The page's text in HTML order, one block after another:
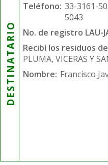
DESTINATARIO
Teléfono: 33-3161-
5043
No. de registro LAU-
Recibí los residuos
PLUMA, VICERAS Y
Nombre: Francisco